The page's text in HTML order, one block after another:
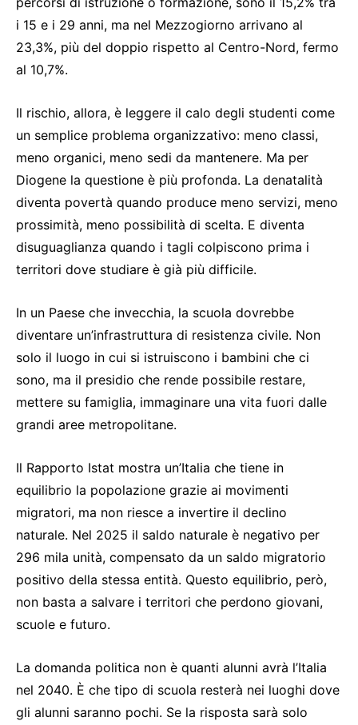
i 15 e i 29 anni, ma nel Mezzogiorno arrivano al
23,3%, più del doppio rispetto al Centro-Nord, fermo
al 10,7%.
Il rischio, allora, è leggere il calo degli studenti come
un semplice problema organizzativo: meno classi,
meno organici, meno sedi da mantenere. Ma per
Diogene la questione è più profonda. La denatalità
diventa povertà quando produce meno servizi, meno
prossimità, meno possibilità di scelta. E diventa
disuguaglianza quando i tagli colpiscono prima i
territori dove studiare è già più difficile.
In un Paese che invecchia, la scuola dovrebbe
diventare un’infrastruttura di resistenza civile. Non
solo il luogo in cui si istruiscono i bambini che ci
sono, ma il presidio che rende possibile restare,
mettere su famiglia, immaginare una vita fuori dalle
grandi aree metropolitane.
Il Rapporto Istat mostra un’Italia che tiene in
equilibrio la popolazione grazie ai movimenti
migratori, ma non riesce a invertire il declino
naturale. Nel 2025 il saldo naturale è negativo per
296 mila unità, compensato da un saldo migratorio
positivo della stessa entità. Questo equilibrio, però,
non basta a salvare i territori che perdono giovani,
scuole e futuro.
La domanda politica non è quanti alunni avrà l’Italia
nel 2040. È che tipo di scuola resterà nei luoghi dove
gli alunni saranno pochi. Se la risposta sarà solo